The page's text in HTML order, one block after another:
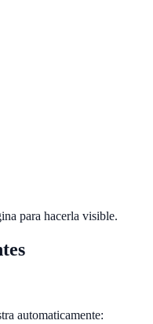
para hacerla visible.
automaticamente: